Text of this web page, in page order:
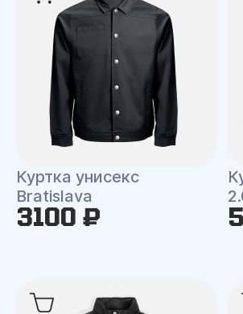
Куртка унисекс
Bratislava
3100 ₽